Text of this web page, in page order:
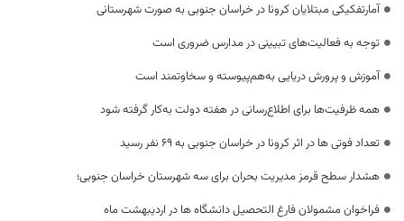
آمارتفکیکی مبتلایان کرونا در خراسان جنوبی به صورت شهرستانی
توجه به فعالیت‌های تبیینی در مدارس ضروری است
آموزش و پرورش دریایی به‌هم‌پیوسته و سخاوتمند است
همه ظرفیت‌ها برای اطلاع‌رسانی در هفته دولت به‌کار گرفته شود
تعداد فوتی ها در اثر کرونا در خراسان جنوبی به 69 نفر رسید
هشدار سطح قرمز مدیریت بحران برای سه شهرستان خراسان جنوبی؛
فراخوان مشمولان فارغ التحصيل دانشگاه ها در اردیبهشت ماه